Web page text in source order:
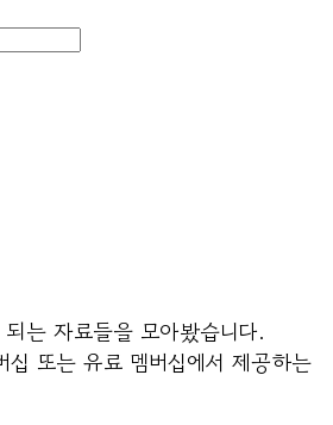
는 자료들을 모아봤습니다.
십 또는 유료 멤버십에서 제공하는